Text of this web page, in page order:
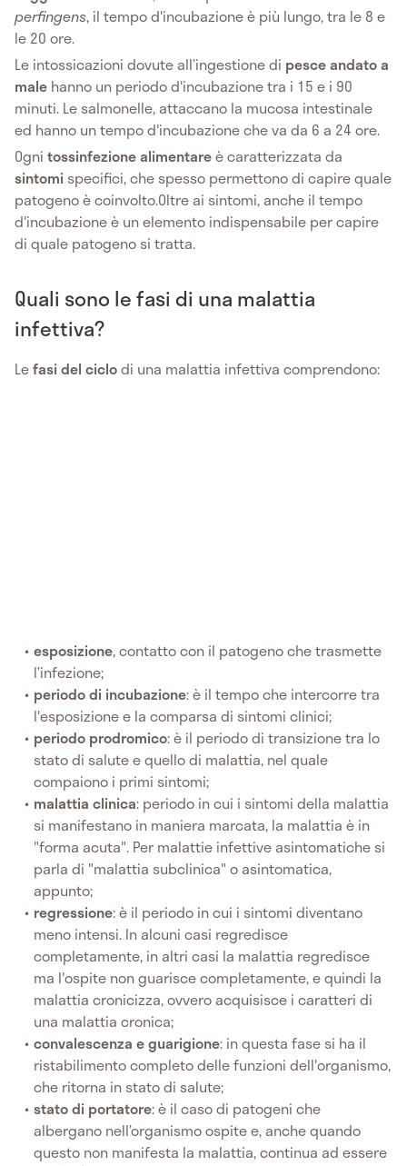
perfingens, il tempo d'incubazione è più lungo, tra le 8 e
le 20 ore.
Le intossicazioni dovute all’ingestione di pesce andato a
male hanno un periodo d'incubazione tra i 15 e i 90
minuti. Le salmonelle, attaccano la mucosa intestinale
ed hanno un tempo d'incubazione che va da 6 a 24 ore.
Ogni tossinfezione alimentareè caratterizzata da
sintomi specifici, che spesso permettono di capire quale
patogeno è coinvolto.Oltre ai sintomi, anche il tempo
d'incubazione è un elemento indispensabile per capire
di quale patogeno si tratta.
Quali sono le fasi di una malattia
infettiva?
Lefasi del ciclodi una malattia infettiva comprendono:
esposizione, contatto con il patogeno che trasmette
l’infezione;
periodo di incubazione: è il tempo che intercorre tra
l'esposizione e la comparsa di sintomi clinici;
periodo prodromico: è il periodo di transizione tra lo
stato di salute e quello di malattia, nel quale
compaiono i primi sintomi;
malattia clinica: periodo in cui i sintomi della malattia
si manifestano in maniera marcata, la malattia è in
"forma acuta". Per malattie infettive asintomatiche si
parla di "malattia subclinica" o asintomatica,
appunto;
regressione: è il periodo in cui i sintomi diventano
meno intensi. In alcuni casi regredisce
completamente, in altri casi la malattia regredisce
ma l'ospite non guarisce completamente, e quindi la
malattia cronicizza, ovvero acquisisce i caratteri di
una malattia cronica;
convalescenza e guarigione: in questa fase si ha il
ristabilimento completo delle funzioni dell'organismo,
che ritorna in stato di salute;
stato di portatore: è il caso di patogeni che
albergano nell’organismo ospite e, anche quando
questo non manifesta la malattia, continua ad essere